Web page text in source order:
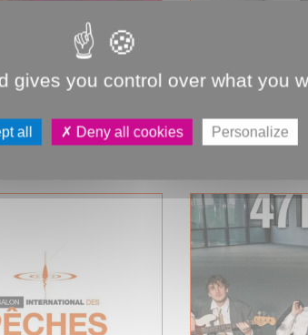
| Camille
06
NOV
Spectacle
passion
EN SAVOIR
SPECTACLE
gives you control over what you
all Deny all cookies Personalize